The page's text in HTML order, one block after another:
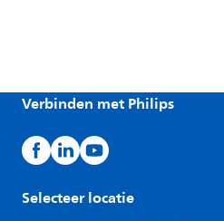
Verbinden met Philips
Selecteer locatie